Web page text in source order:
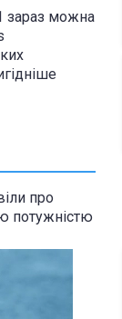
зараз можна
про
потужністю